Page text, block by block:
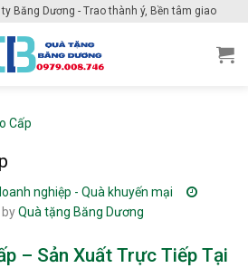
Băng Dương - Trao thành ý, Bền tâm giao
Cấp
nghiệp - Quà khuyến mại
byQuà tặng Băng Dương
– Sản Xuất Trực Tiếp Tại